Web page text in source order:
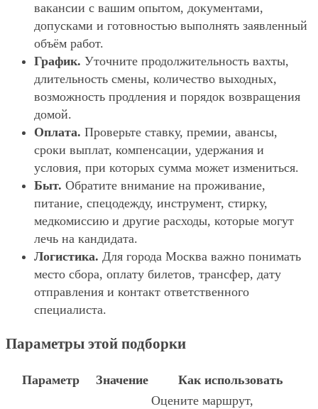
вакансии с вашим опытом, документами,
допусками и готовностью выполнять заявленный
объём работ.
График. Уточните продолжительность вахты,
длительность смены, количество выходных,
возможность продления и порядок возвращения
домой.
Оплата. Проверьте ставку, премии, авансы,
сроки выплат, компенсации, удержания и
условия, при которых сумма может измениться.
Быт. Обратите внимание на проживание,
питание, спецодежду, инструмент, стирку,
медкомиссию и другие расходы, которые могут
лечь на кандидата.
Логистика. Для города Москва важно понимать
место сбора, оплату билетов, трансфер, дату
отправления и контакт ответственного
специалиста.
Параметры этой подборки
Параметр Значение Как использовать
Оцените маршрут,